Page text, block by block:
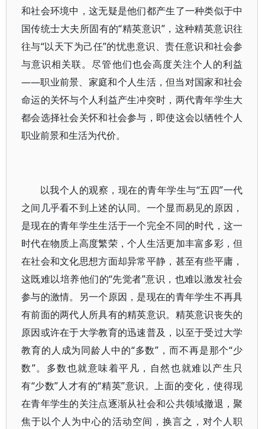
和社会环境中，这无疑是他们都产生了一种类似于中
国传统士大夫所固有的“精英意识”，这种精英意识往
往与“以天下为己任”的忧患意识、责任意识和社会参
与意识相关联。尽管他们也会高度关注个人的利益
——职业前景、家庭和个人生活，但当对国家和社会
命运的关怀与个人利益产生冲突时，两代青年学生大
都会选择社会关怀和社会参与，即使这会以牺牲个人
职业前景和生活为代价。
以我个人的观察，现在的青年学生与“五四”一代
之间几乎看不到上述的认同。一个显而易见的原因，
是现在的青年学生生活于一个完全不同的时代，这一
时代在物质上高度繁荣，个人生活更加丰富多彩，但
在社会和文化思想方面却异常平静，甚至有些平庸，
这既难以培养他们的“先觉者”意识，也难以激发社会
参与的激情。另一个原因，是现在的青年学生不再具
有前面的两代人所具有的精英意识。精英意识丧失的
原因或许在于大学教育的迅速普及，以至于受过大学
教育的人成为同龄人中的“多数”，而不再是那个“少
数”。多数也就意味着平凡，自然也就难以产生只
有“少数”人才有的“精英”意识。上面的变化，使得现
在青年学生的关注点逐渐从社会和公共领域撤退，聚
焦于以个人为中心的活动空间，换言之，对个人职